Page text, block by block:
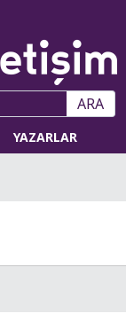
ARA
YAZARLAR